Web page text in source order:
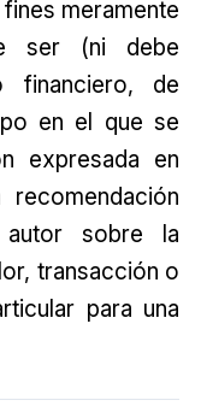
meramente
ser (ni debe
financiero, de
en el que se
expresada en
sobre la
transacción o
para una